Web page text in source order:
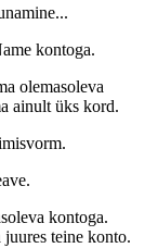
kontoga.
olemasoleva
ainult üks kord.
kontoga.
teine konto.